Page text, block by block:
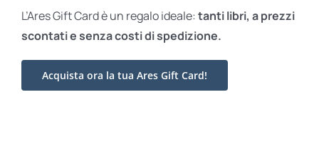
L’Ares Gift Card è un regalo ideale: tanti libri, a prezzi
scontati esenza costi di spedizione.
Acquista ora la tua Ares Gift Card!